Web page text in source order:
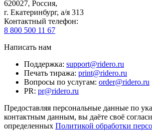
620027, Россия,
г. Екатеринбург, а/я 313
Контактный телефон:
8 800 500 11 67
Написать нам
Поддержка: support@ridero.ru
Печать тиража: print@ridero.ru
Вопросы по услугам: order@ridero.ru
PR: pr@ridero.ru
Предоставляя персональные данные по
контактным данным, вы даёте своё
определенных Политикой обработки